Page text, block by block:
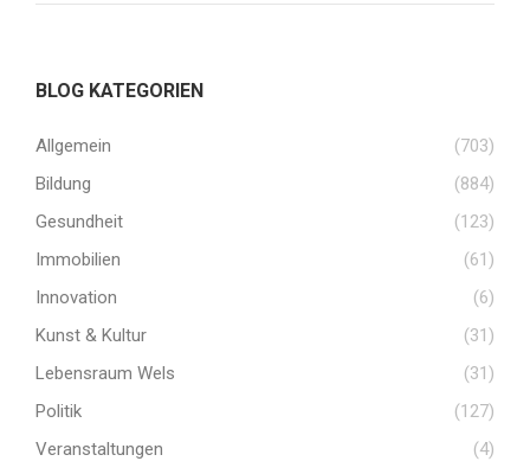
BLOG KATEGORIEN
Allgemein
(703)
Bildung
(884)
Gesundheit
(123)
Immobilien
(61)
Innovation
(6)
Kunst & Kultur
(31)
Lebensraum Wels
(31)
Politik
(127)
Veranstaltungen
(4)